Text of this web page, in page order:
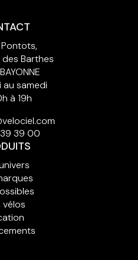
des Barthes
au samedi
à 19h
39 00
vélos